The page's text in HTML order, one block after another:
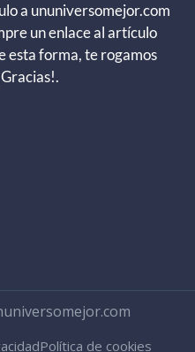
a ununiversomejor.com
un enlace al artículo
esta forma, te rogamos
Política de cookies